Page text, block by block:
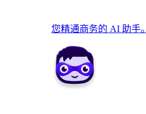
您精通商务的 AI 助手。